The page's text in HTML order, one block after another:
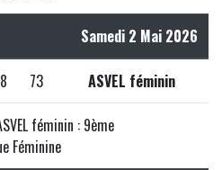
Samedi 2 Mai 2026
73 ASVEL féminin
féminin : 9ème
Féminine